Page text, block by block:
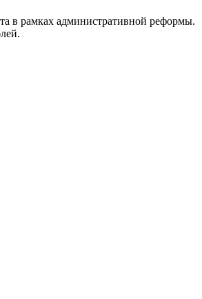
в рамках административной реформы.